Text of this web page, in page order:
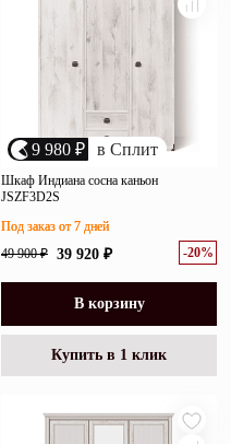
9 980 ₽ в Сплит
Шкаф Индиана сосна каньон
JSZF3D2S
49 900 ₽ 39 920 ₽ -20%
Под заказ от 7 дней
В корзину
Купить в 1 клик